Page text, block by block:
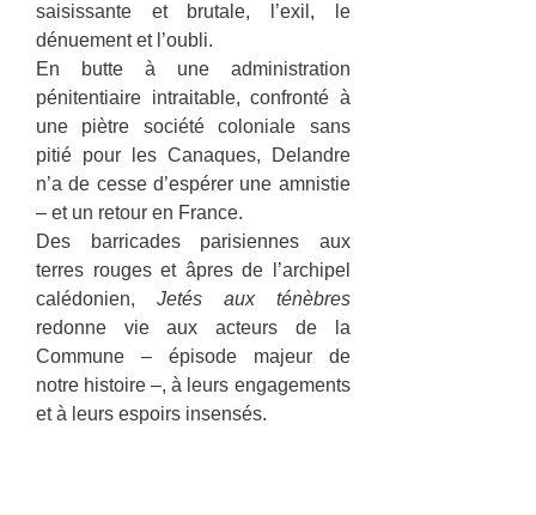
saisissante et brutale, l’exil, le
dénuement et l’oubli.
En butte à une administration
pénitentiaire intraitable, confronté à
une piètre société coloniale sans
pitié pour les Canaques, Delandre
n’a de cesse d’espérer une amnistie
– et un retour en France.
Des barricades parisiennes aux
terres rouges et âpres de l’archipel
calédonien, Jetés aux ténèbres
redonne vie aux acteurs de la
Commune – épisode majeur de
notre histoire –, à leurs engagements
et à leurs espoirs insensés.